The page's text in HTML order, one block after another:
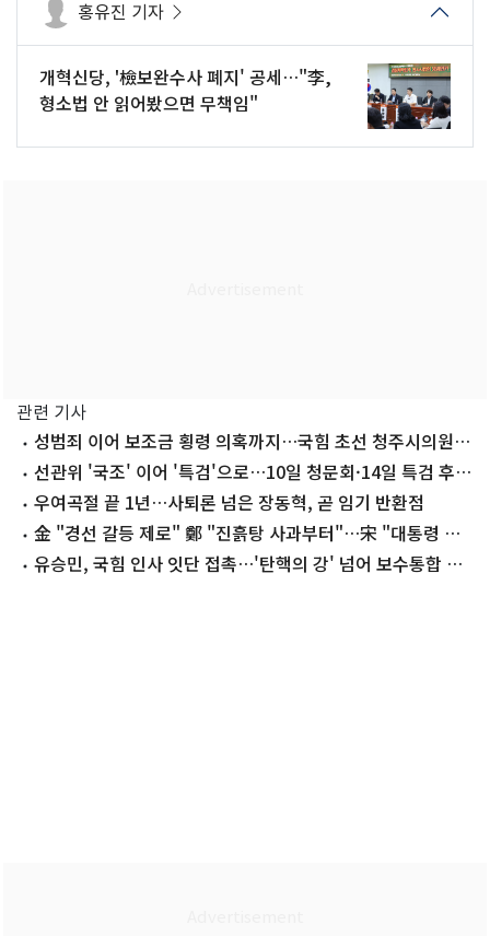
홍유진 기자
개혁신당, '檢보완수사 폐지' 공세…"李,
형소법 안 읽어봤으면 무책임"
관련 기사
성범죄 이어 보조금 횡령 의혹까지…국힘 초선 청주시의원
'지탄'
선관위 '국조' 이어 '특검'으로…10일 청문회·14일 특검 후
보 추천
우여곡절 끝 1년…사퇴론 넘은 장동혁, 곧 임기 반환점
金 "경선 갈등 제로" 鄭 "진흙탕 사과부터"…宋 "대통령 지
킬 사람 나"
유승민, 국힘 인사 잇단 접촉…'탄핵의 강' 넘어 보수통합 띄